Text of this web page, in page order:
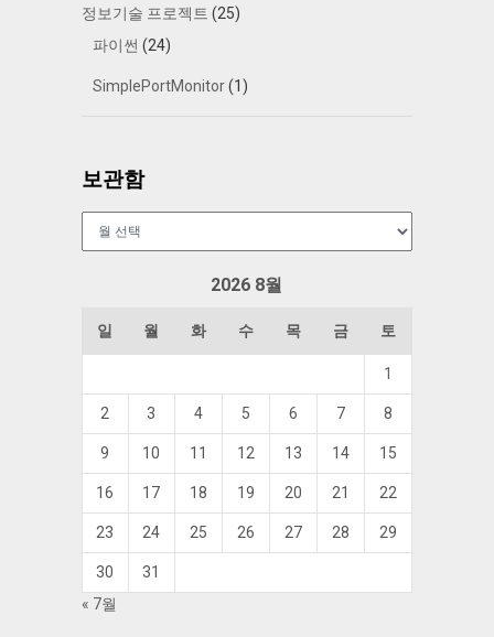
정보기술 프로젝트 (25)
파이썬 (24)
SimplePortMonitor(1)
보관함
2026 8월
일 월 화 수 목 금 토
1
2 3 4 5 6 7 8
9 10 11 12 13 14 15
16 17 18 19 20 21 22
23 24 25 26 27 28 29
30
31
« 7월